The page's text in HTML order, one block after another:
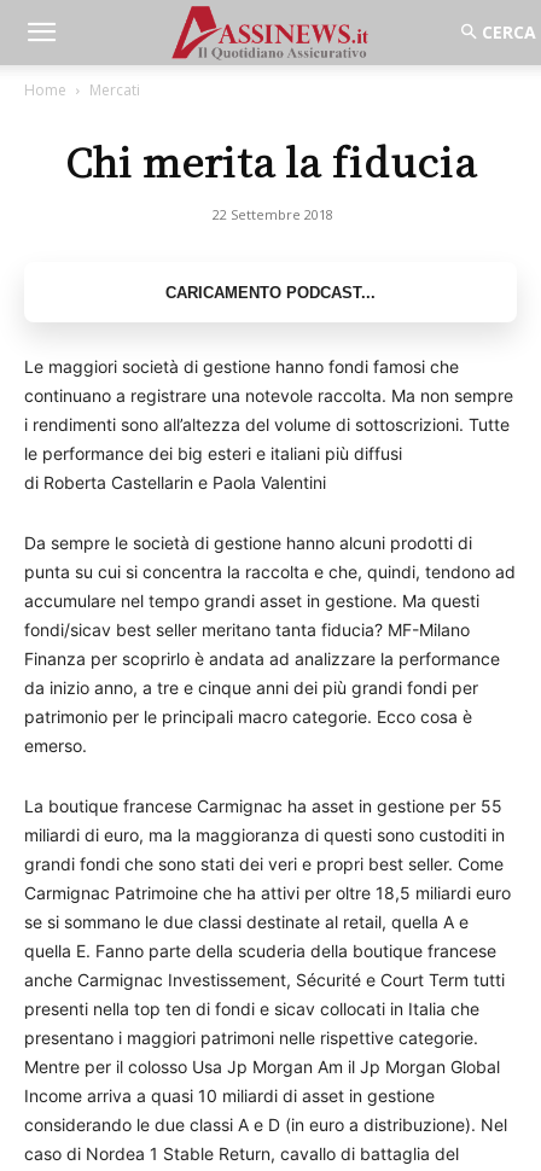
Home Mercati
Chi merita la fiducia
22 Settembre 2018
Le maggiori società di gestione hanno fondi famosi che
continuano a registrare una notevole raccolta. Ma non sempre
i rendimenti sono all’altezza del volume di sottoscrizioni. Tutte
le performance dei big esteri e italiani più diffusi
di Roberta Castellarin e Paola Valentini
Da sempre le società di gestione hanno alcuni prodotti di
punta su cui si concentra la raccolta e che, quindi, tendono ad
accumulare nel tempo grandi asset in gestione. Ma questi
fondi/sicav best seller meritano tanta fiducia? MF-Milano
Finanza per scoprirlo è andata ad analizzare la performance
da inizio anno, a tre e cinque anni dei più grandi fondi per
patrimonio per le principali macro categorie. Ecco cosa è
emerso.
La boutique francese Carmignac ha asset in gestione per 55
miliardi di euro, ma la maggioranza di questi sono custoditi in
grandi fondi che sono stati dei veri e propri best seller. Come
Carmignac Patrimoine che ha attivi per oltre 18,5 miliardi euro
se si sommano le due classi destinate al retail, quella A e
quella E. Fanno parte della scuderia della boutique francese
anche Carmignac Investissement, Sécurité e Court Term tutti
presenti nella top ten di fondi e sicav collocati in Italia che
presentano i maggiori patrimoni nelle rispettive categorie.
Mentre per il colosso Usa Jp Morgan Am il Jp Morgan Global
Income arriva a quasi 10 miliardi di asset in gestione
considerando le due classi A e D (in euro a distribuzione). Nel
caso di Nordea 1 Stable Return, cavallo di battaglia del